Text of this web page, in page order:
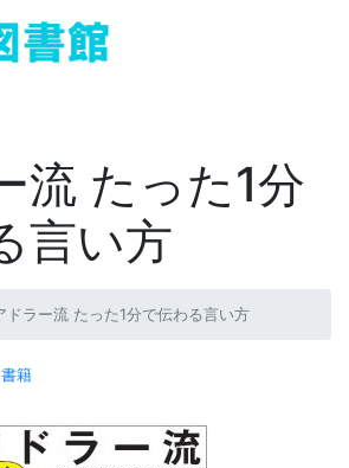
流 たった1分
言い方
ドラー流 たった1分で伝わる言い方
書籍